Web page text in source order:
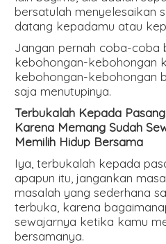
bersatulah menyelesaikan
datang kepadamu atau
Jangan pernah coba-coba
kebohongan-kebohongan
kebohongan-kebohongan
saja menutupinya.
Terbukalah Kepada
Karena Memang Sudah
Memilih Hidup Bersama
Iya, terbukalah kepada
apapun itu, jangankan
masalah yang sederhana
terbuka, karena
sewajarnya ketika kamu
bersamanya.